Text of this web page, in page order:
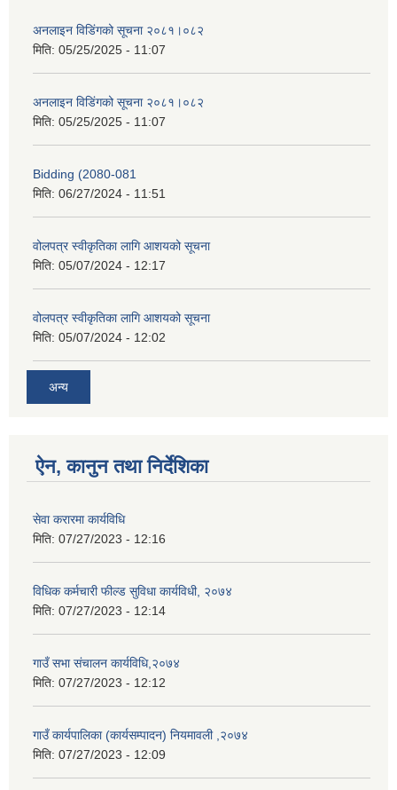
अनलाइन विडि‌ं‍गको सूचना २०८१।०८२
मिति: 05/25/2025 - 11:07
अनलाइन विडि‌ं‍गको सूचना २०८१।०८२
मिति: 05/25/2025 - 11:07
Bidding (2080-081
मिति: 06/27/2024 - 11:51
वोलपत्र स्वीकृतिका लागि आशयको सूचना
मिति: 05/07/2024 - 12:17
वोलपत्र स्वीकृतिका लागि आशयको सूचना
मिति: 05/07/2024 - 12:02
अन्य
ऐन, कानुन तथा निर्देशिका
सेवा करारमा कार्यविधि
मिति: 07/27/2023 - 12:16
विधिक कर्मचारी फील्ड सुविधा कार्यविधी, २०७४
मिति: 07/27/2023 - 12:14
गाउँ सभा संचालन कार्यविधि,२०७४
मिति: 07/27/2023 - 12:12
गाउँ कार्यपालिका (कार्यसम्पादन) नियमावली ,२०७४
मिति: 07/27/2023 - 12:09